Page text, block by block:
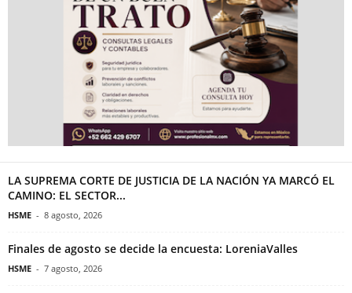
LA SUPREMA CORTE DE JUSTICIA DE LA NACIÓN YA MARCÓ EL
CAMINO: EL SECTOR...
HSME - 8 agosto, 2026
Finales de agosto se decide la encuesta: LoreniaValles
HSME - 7 agosto, 2026